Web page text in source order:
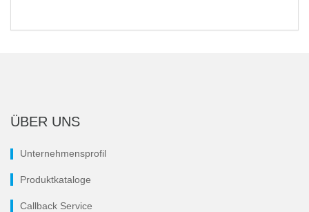
ÜBER UNS
Unternehmensprofil
Produktkataloge
Callback Service